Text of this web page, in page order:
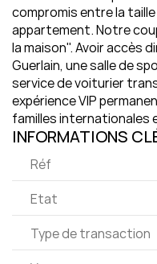
compromis entre la
appartement. Notre
la maison". Avoir accès
Guerlain, une salle de
service de voiturier
expérience VIP
familles internationales
INFORMATIONS
Réf
Etat
Type de transaction